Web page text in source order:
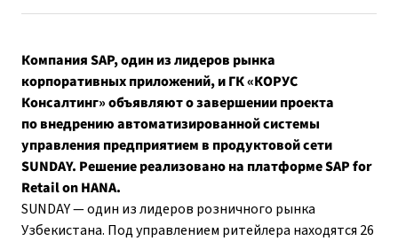
Компания SAP, один из лидеров рынка
корпоративных приложений, и ГК «КОРУС
Консалтинг» объявляют о завершении проекта
по внедрению автоматизированной системы
управления предприятием в продуктовой сети
SUNDAY. Решение реализовано на платформе SAP for
Retail on HANA.
SUNDAY — один из лидеров розничного рынка
Узбекистана. Под управлением ритейлера находятся 26